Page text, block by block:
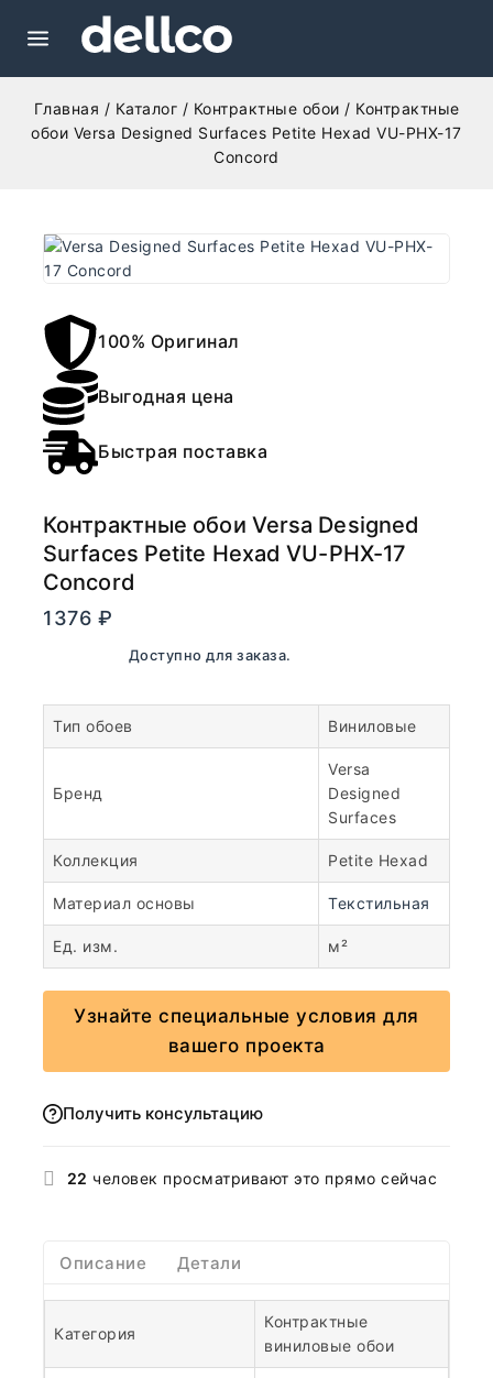
Главная / Каталог / Контрактные обои / Контрактные
обои Versa Designed Surfaces Petite Hexad VU-PHX-17
Concord
100% Оригинал
Выгодная цена
Быстрая поставка
Контрактные обои Versa Designed
Surfaces Petite Hexad VU-PHX-17
Concord
1376 ₽
В наличии. Доступно для заказа.
Тип обоев Виниловые
Бренд
Versa
Designed
Surfaces
Коллекция Petite Hexad
Материал основы Текстильная
Ед. изм. м²
Узнайте специальные условия для
вашего проекта
Получить консультацию
22 человек просматривают это прямо сейчас
Описание Детали
Категория
Контрактные
виниловые обои